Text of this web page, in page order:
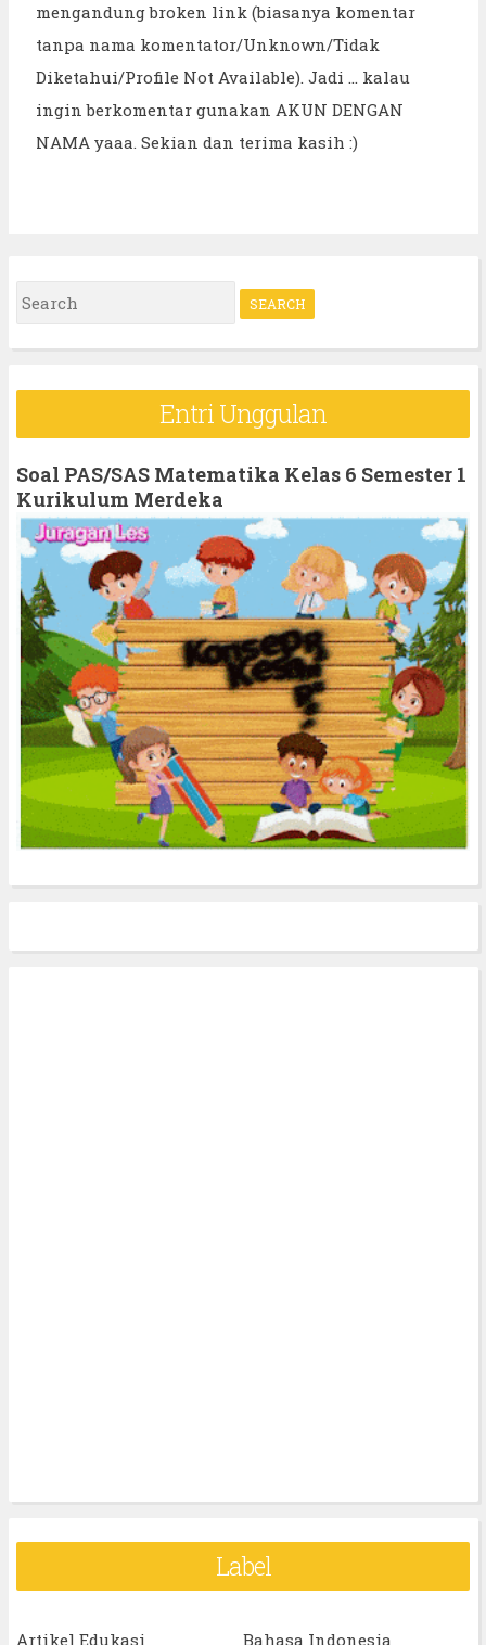
mengandung broken link (biasanya komentar
tanpa nama komentator/Unknown/Tidak
Diketahui/Profile Not Available). Jadi ... kalau
ingin berkomentar gunakan AKUN DENGAN
NAMA yaaa. Sekian dan terima kasih :)
S
e
r
f
o
r
Entri Unggulan
Soal PAS/SAS Matematika Kelas 6 Semester 1
Kurikulum Merdeka
Label
Artikel Edukasi Bahasa Indonesia